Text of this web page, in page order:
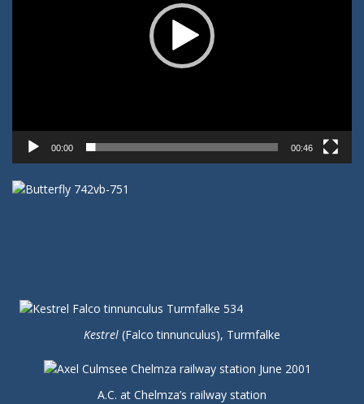
00:00 00:46
Kestrel (Falco tinnunculus), Turmfalke
A.C. at Chelmza’s railway station